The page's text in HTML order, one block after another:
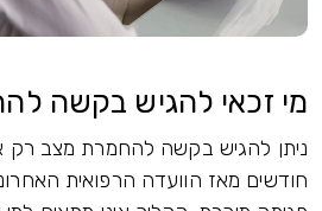
מי זכאי להגיש בקשה
ניתן להגיש בקשה להחמרת מצב רק
חודשים מאז הוועדה הרפואית